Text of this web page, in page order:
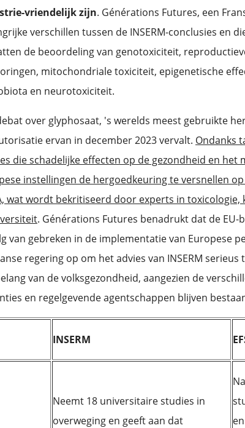
vriendelijk zijn. Générations Futures, een
verschillen tussen de INSERM-conclusies en
de beoordeling van genotoxiciteit,
mitochondriale toxiciteit, epigenetische
en neurotoxiciteit.
over glyphosaat, 's werelds meest gebruikte
ervan in december 2023 vervalt. Ondanks
die schadelijke effecten op de gezondheid en het
instellingen de hergoedkeuring te versnellen op
wat wordt bekritiseerd door experts in
. Générations Futures benadrukt dat de
van gebreken in de implementatie van Europese
regering op om het advies van INSERM
van de volksgezondheid, aangezien de
en regelgevende agentschappen blijven
INSERM
Neemt 18 universitaire studies in
overweging en geeft aan dat